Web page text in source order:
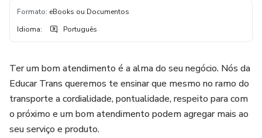
Formato: eBooks ou Documentos
Idioma: Português
Ter um bom atendimento é a alma do seu negócio. Nós da
Educar Trans queremos te ensinar que mesmo no ramo do
transporte a cordialidade, pontualidade, respeito para com
o próximo e um bom atendimento podem agregar mais ao
seu serviço e produto.